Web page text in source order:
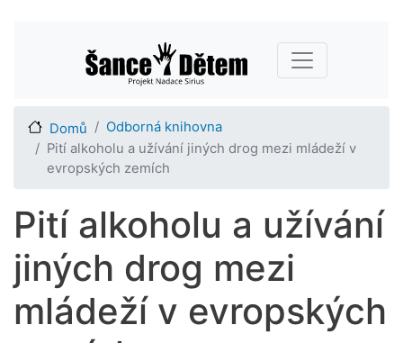
hlavnímu
obsahu
Main navigation
Domů
Odborná knihovna
Pití alkoholu a užívání jiných drog mezi mládeží v
evropských zemích
Pití alkoholu a užívání
jiných drog mezi
mládeží v evropských